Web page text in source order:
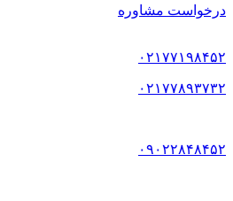
درخواست مشاوره
۰۲۱۷۷۱۹۸۴۵۲
۰۲۱۷۷۸۹۳۷۳۲
۰۹۰۲۲۸۴۸۴۵۲